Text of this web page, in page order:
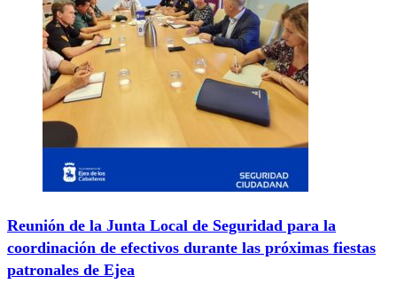
Reunión de la Junta Local de Seguridad para la
coordinación de efectivos durante las próximas fiestas
patronales de Ejea